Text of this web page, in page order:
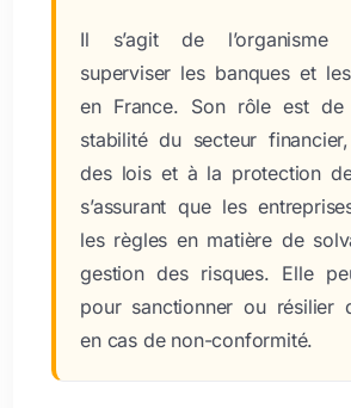
Il s’agit de l’organisme
superviser les banques et
en France. Son rôle est
stabilité du secteur
des lois et à la protection
s’assurant que les
les règles en matière de
gestion des risques. Elle
pour sanctionner ou résilier
en cas de non-conformité.